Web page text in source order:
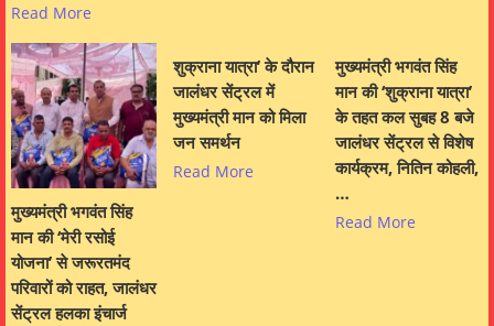
Read More
मुख्यमंत्री भगवंत सिंह
मान की ‘मेरी रसोई
योजना’ से जरूरतमंद
परिवारों को राहत, जालंधर
सेंट्रल हलका इंचार्ज
शुक्राना यात्रा’ के दौरान
जालंधर सेंट्रल में
मुख्यमंत्री मान को मिला
जन समर्थन
Read More
मुख्यमंत्री भगवंत सिंह
मान की ‘शुक्राना यात्रा’
के तहत कल सुबह 8 बजे
जालंधर सेंट्रल से विशेष
कार्यक्रम, नितिन कोहली,
…
Read More